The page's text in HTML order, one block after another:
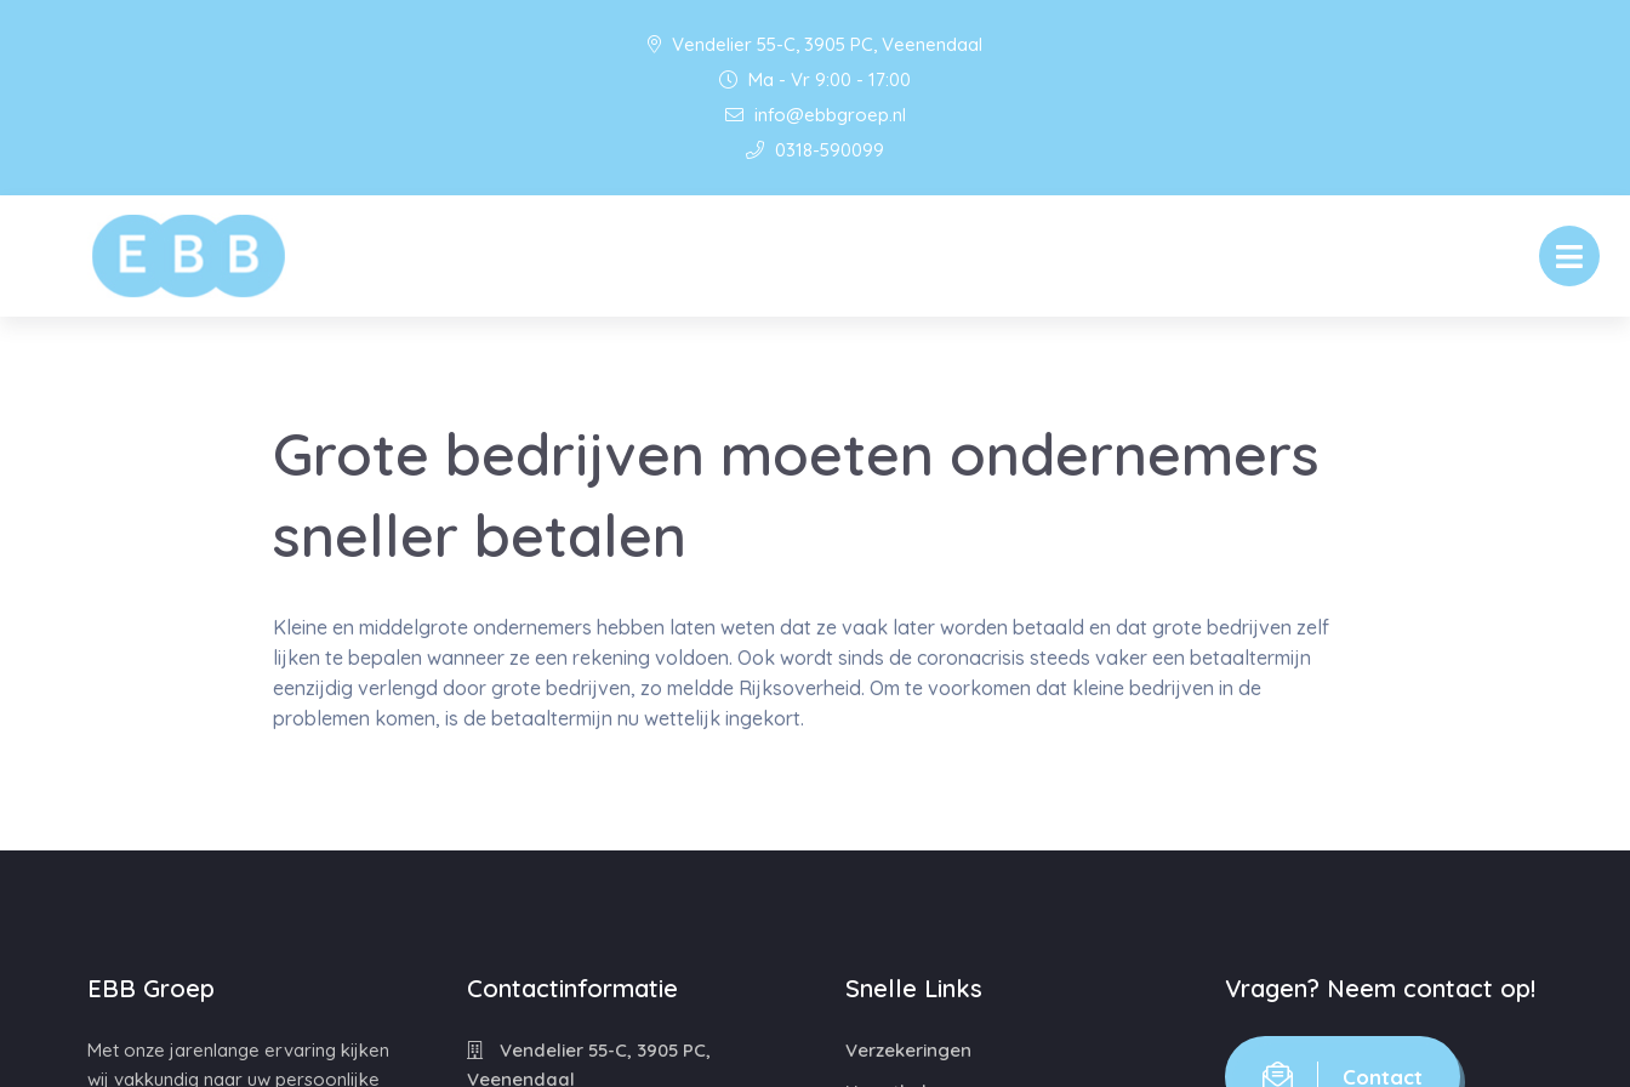
Vendelier 55-C, 3905 PC, Veenendaal
Ma - Vr 9:00 - 17:00
info@ebbgroep.nl
0318-590099
Grote bedrijven moeten ondernemers
sneller betalen
Kleine en middelgrote ondernemers hebben laten weten dat ze vaak later worden betaald en dat grote bedrijven zelf
lijken te bepalen wanneer ze een rekening voldoen. Ook wordt sinds de coronacrisis steeds vaker een betaaltermijn
eenzijdig verlengd door grote bedrijven, zo meldde Rijksoverheid. Om te voorkomen dat kleine bedrijven in de
problemen komen, is de betaaltermijn nu wettelijk ingekort.
EBB Groep
Met onze jarenlange ervaring kijken
wij vakkundig naar uw persoonlijke
Contactinformatie
Vendelier 55-C, 3905 PC,
Veenendaal
Snelle Links
Verzekeringen
Vragen? Neem contact op!
Contact